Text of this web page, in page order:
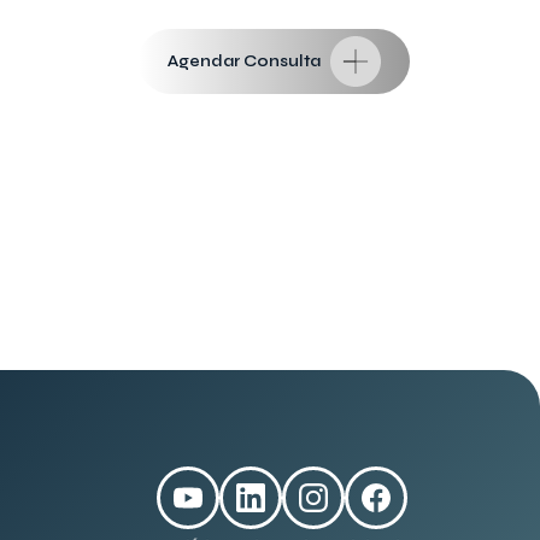
Agendar Consulta